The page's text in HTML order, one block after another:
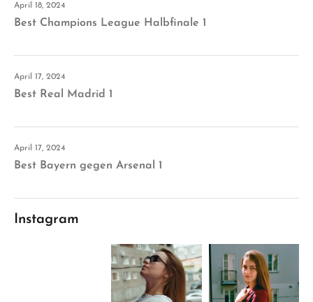
April 18, 2024
Best Champions League Halbfinale 1
April 17, 2024
Best Real Madrid 1
April 17, 2024
Best Bayern gegen Arsenal 1
Instagram